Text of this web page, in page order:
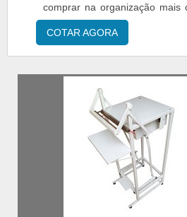
comprar na organização mais
ramo, o cliente conta com
qualidade e custo-
MÁQUINA DE FECHAR
COM FITA PREÇO JUSTO
internet por máquina de
papelão com fita preço
COTAR AGORA